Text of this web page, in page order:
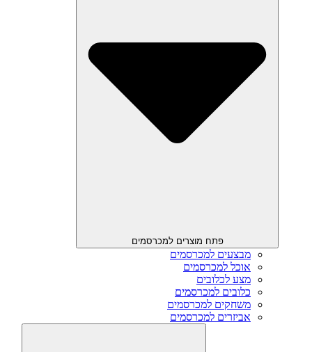
פתח מוצרים למכרסמים
מבצעים למכרסמים
אוכל למכרסמים
מצע לכלובים
כלובים למכרסמים
משחקים למכרסמים
אביזרים למכרסמים